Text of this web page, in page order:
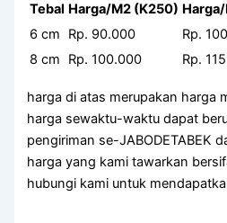
Tebal Harga/M2 (K250)
6 cm
Rp. 90.000
Rp.
8 cm
Rp. 100.000 Rp.
harga di atas merupakan harga
harga sewaktu-waktu dapat
pengiriman se-JABODETABEK
harga yang kami tawarkan
hubungi kami untuk